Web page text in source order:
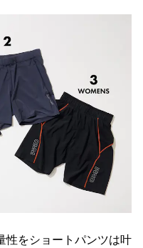
性をショートパンツは叶